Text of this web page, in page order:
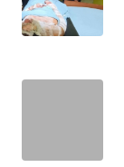
WN